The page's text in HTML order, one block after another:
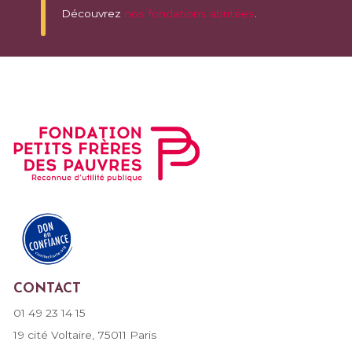
Découvrez nos fondations abritées
CONTACT
01 49 23 14 15
19 cité Voltaire, 75011 Paris